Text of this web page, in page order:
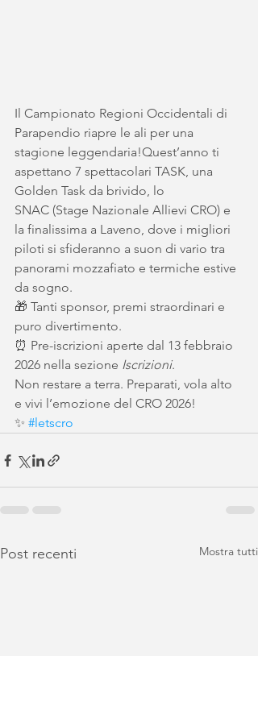
Il Campionato Regioni Occidentali di
Parapendio riapre le ali per una
stagione leggendaria!Quest’anno ti
aspettano 7 spettacolari TASK, una
Golden Task da brivido, lo
SNAC (Stage Nazionale Allievi CRO) e
la finalissima a Laveno, dove i migliori
piloti si sfideranno a suon di vario tra
panorami mozzafiato e termiche estive
da sogno.
🎁 Tanti sponsor, premi straordinari e
puro divertimento.
⏰ Pre-iscrizioni aperte dal 13 febbraio
2026 nella sezione Iscrizioni.
Non restare a terra. Preparati, vola alto
e vivi l’emozione del CRO 2026!
✨ #letscro
Post recenti Mostra tutti